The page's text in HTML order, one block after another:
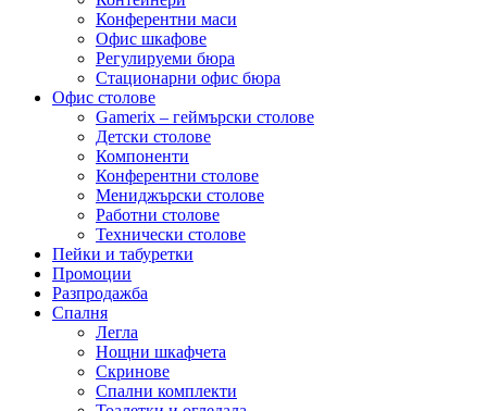
Конферентни маси
Офис шкафове
Регулируеми бюра
Стационарни офис бюра
Офис столове
Gamerix – геймърски столове
Детски столове
Компоненти
Конферентни столове
Мениджърски столове
Работни столове
Технически столове
Пейки и табуретки
Промоции
Разпродажба
Спалня
Легла
Нощни шкафчета
Скринове
Спални комплекти